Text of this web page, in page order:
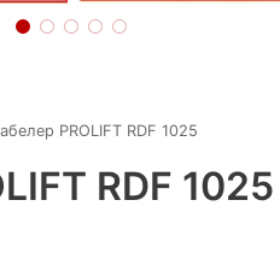
PROLIFT RDF 1025
RDF 1025